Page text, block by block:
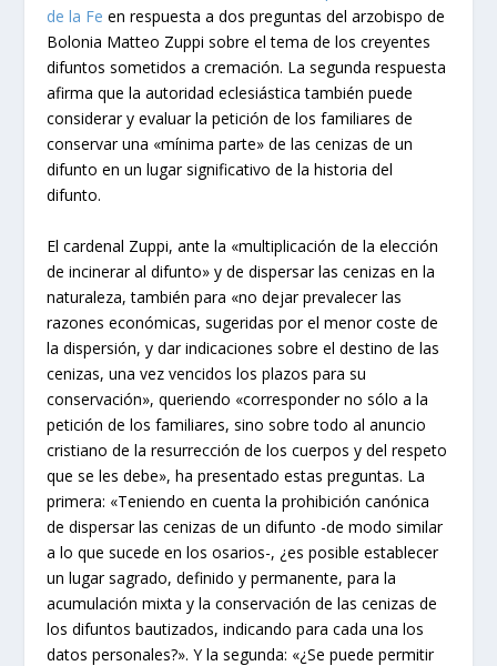
de la Fe en respuesta a dos preguntas del arzobispo de
Bolonia Matteo Zuppi sobre el tema de los creyentes
difuntos sometidos a cremación. La segunda respuesta
afirma que la autoridad eclesiástica también puede
considerar y evaluar la petición de los familiares de
conservar una «mínima parte» de las cenizas de un
difunto en un lugar significativo de la historia del
difunto.
El cardenal Zuppi, ante la «multiplicación de la elección
de incinerar al difunto» y de dispersar las cenizas en la
naturaleza, también para «no dejar prevalecer las
razones económicas, sugeridas por el menor coste de
la dispersión, y dar indicaciones sobre el destino de las
cenizas, una vez vencidos los plazos para su
conservación», queriendo «corresponder no sólo a la
petición de los familiares, sino sobre todo al anuncio
cristiano de la resurrección de los cuerpos y del respeto
que se les debe», ha presentado estas preguntas. La
primera: «Teniendo en cuenta la prohibición canónica
de dispersar las cenizas de un difunto -de modo similar
a lo que sucede en los osarios-, ¿es posible establecer
un lugar sagrado, definido y permanente, para la
acumulación mixta y la conservación de las cenizas de
los difuntos bautizados, indicando para cada una los
datos personales?». Y la segunda: «¿Se puede permitir